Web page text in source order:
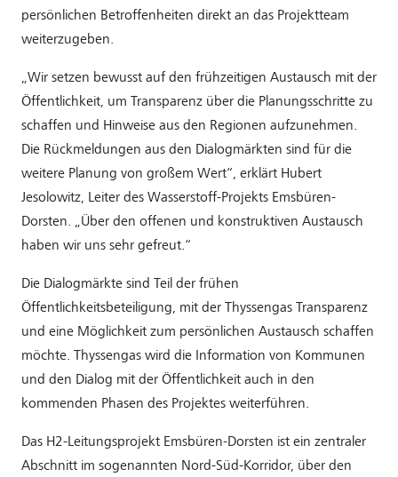
persönlichen Betroffenheiten direkt an das Projektteam
weiterzugeben.
„Wir setzen bewusst auf den frühzeitigen Austausch mit der
Öffentlichkeit, um Transparenz über die Planungsschritte zu
schaffen und Hinweise aus den Regionen aufzunehmen.
Die Rückmeldungen aus den Dialogmärkten sind für die
weitere Planung von großem Wert“, erklärt Hubert
Jesolowitz, Leiter des Wasserstoff-Projekts Emsbüren-
Dorsten. „Über den offenen und konstruktiven Austausch
haben wir uns sehr gefreut.“
Die Dialogmärkte sind Teil der frühen
Öffentlichkeitsbeteiligung, mit der Thyssengas Transparenz
und eine Möglichkeit zum persönlichen Austausch schaffen
möchte. Thyssengas wird die Information von Kommunen
und den Dialog mit der Öffentlichkeit auch in den
kommenden Phasen des Projektes weiterführen.
Das H2-Leitungsprojekt Emsbüren-Dorsten ist ein zentraler
Abschnitt im sogenannten Nord-Süd-Korridor, über den